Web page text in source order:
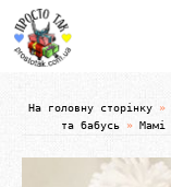
На головну сторінку »
та бабусь
» Мамі